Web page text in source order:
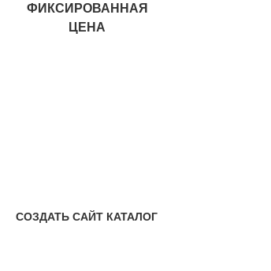
ФИКСИРОВАННАЯ
ЦЕНА
СОЗДАТЬ САЙТ КАТАЛОГ